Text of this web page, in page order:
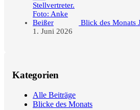
Blick des Monats
1. Juni 2026
Kategorien
Alle Beiträge
Blicke des Monats